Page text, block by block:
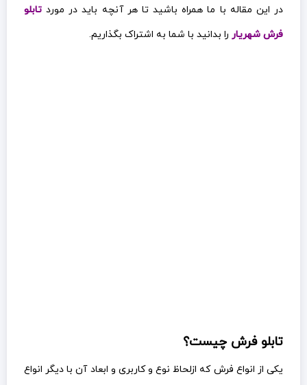
در این مقاله با ما همراه باشید تا هر آنچه باید در مورد تابلو
فرش شهریار را بدانید با شما به اشتراک بگذاریم.
تابلو فرش چیست؟
یکی از انواع فرش که ازلحاظ نوع و کاربری و ابعاد آن با دیگر انواع